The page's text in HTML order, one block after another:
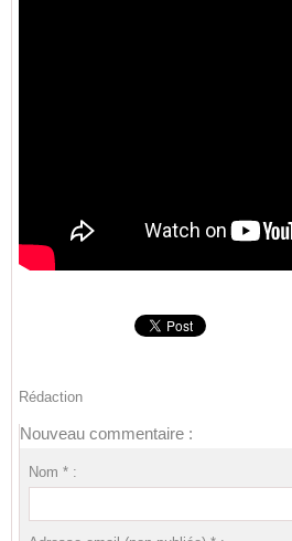
Rédaction
Nouveau commentaire :
Nom * :